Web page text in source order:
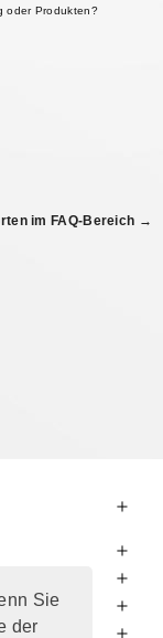
Sie
der
oder Produkten?
im FAQ-Bereich →